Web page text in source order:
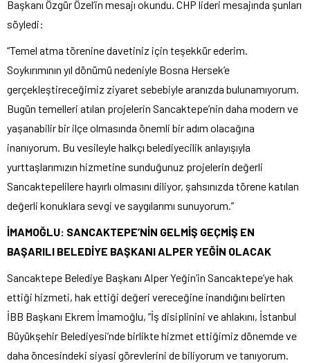
Başkanı Özgür Özel’in mesajı okundu. CHP lideri mesajında şunları
söyledi:
“Temel atma törenine davetiniz için teşekkür ederim.
Soykırımının yıl dönümü nedeniyle Bosna Hersek’e
gerçekleştireceğimiz ziyaret sebebiyle aranızda bulunamıyorum.
Bugün temelleri atılan projelerin Sancaktepe’nin daha modern ve
yaşanabilir bir ilçe olmasında önemli bir adım olacağına
inanıyorum. Bu vesileyle halkçı belediyecilik anlayışıyla
yurttaşlarımızın hizmetine sunduğunuz projelerin değerli
Sancaktepelilere hayırlı olmasını diliyor, şahsınızda törene katılan
değerli konuklara sevgi ve saygılarımı sunuyorum.”
İMAMOĞLU: SANCAKTEPE’NİN GELMİŞ GEÇMİŞ EN
BAŞARILI BELEDİYE BAŞKANI ALPER YEĞİN OLACAK
Sancaktepe Belediye Başkanı Alper Yeğin’in Sancaktepe’ye hak
ettiği hizmeti, hak ettiği değeri vereceğine inandığını belirten
İBB Başkanı Ekrem İmamoğlu, “İş disiplinini ve ahlakını, İstanbul
Büyükşehir Belediyesi’nde birlikte hizmet ettiğimiz dönemde ve
daha öncesindeki siyasi görevlerini de biliyorum ve tanıyorum.